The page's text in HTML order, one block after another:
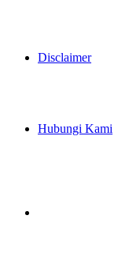
Disclaimer
Hubungi Kami